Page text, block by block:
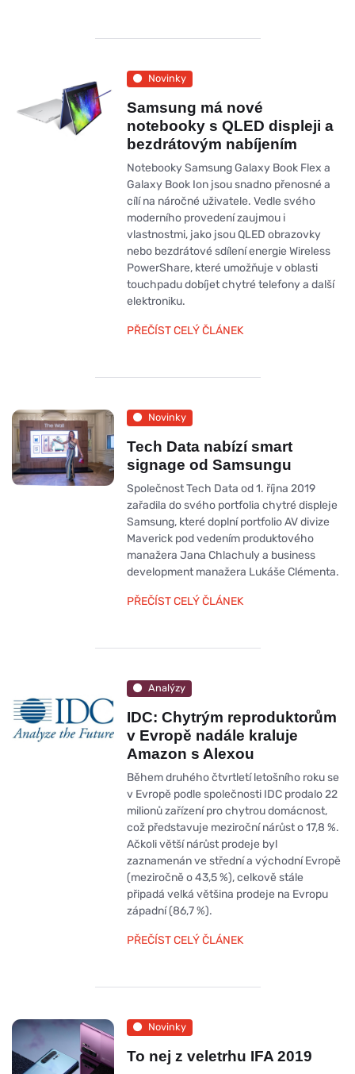
Novinky
Samsung má nové
notebooky s QLED displeji a
bezdrátovým nabíjením
Notebooky Samsung Galaxy Book Flex a
Galaxy Book Ion jsou snadno přenosné a
cílí na náročné uživatele. Vedle svého
moderního provedení zaujmou i
vlastnostmi, jako jsou QLED obrazovky
nebo bezdrátové sdílení energie Wireless
PowerShare, které umožňuje v oblasti
touchpadu dobíjet chytré telefony a další
elektroniku.
PŘEČÍST CELÝ ČLÁNEK
Novinky
Tech Data nabízí smart
signage od Samsungu
Společnost Tech Data od 1. října 2019
zařadila do svého portfolia chytré displeje
Samsung, které doplní portfolio AV divize
Maverick pod vedením produktového
manažera Jana Chlachuly a business
development manažera Lukáše Clémenta.
PŘEČÍST CELÝ ČLÁNEK
Analýzy
IDC: Chytrým reproduktorům
v Evropě nadále kraluje
Amazon s Alexou
Během druhého čtvrtletí letošního roku se
v Evropě podle společnosti IDC prodalo 22
milionů zařízení pro chytrou domácnost,
což představuje meziroční nárůst o 17,8 %.
Ačkoli větší nárůst prodeje byl
zaznamenán ve střední a východní Evropě
(meziročně o 43,5 %), celkově stále
připadá velká většina prodeje na Evropu
západní (86,7 %).
PŘEČÍST CELÝ ČLÁNEK
Novinky
To nej z veletrhu IFA 2019